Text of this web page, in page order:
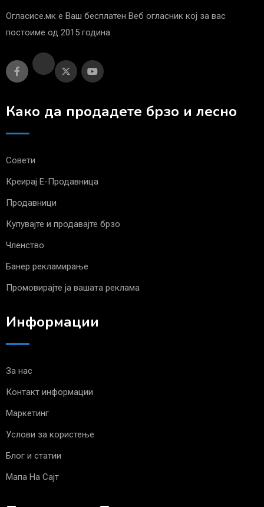
Огласисе.мк е Ваш бесплатен Веб огласник кој за вас
постоиме од 2015 година.
Како да продадете брзо и лесно
Совети
Креирај Е-Продавница
Продавници
Купувајте и продавајте брзо
Членство
Банер рекламирање
Промовирајте ја вашата реклама
Информации
За нас
Контакт информации
Маркетинг
Услови за користење
Блог и статии
Мапа На Сајт